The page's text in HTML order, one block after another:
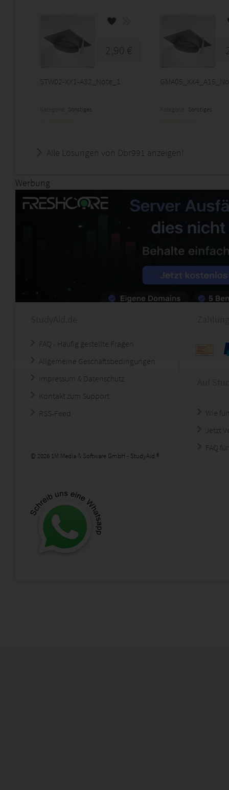
2,90 €
STW02-XX1-A32_Note_1
Sonstiges Sonstiges
Alle Lösungen von Dbr991 anzeigen!
Werbung
FAQ - Häufig gestellte Fragen
Allgemeine Geschäftsbedingungen
Impressum & Datenschutz
Kontakt zum Support
RSS-Feed
© 2026 1M Media & Software GmbH - StudyAid ®
Wie
Jetzt
FAQ